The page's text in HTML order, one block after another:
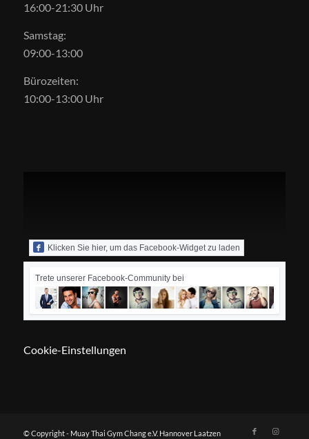
16:00-21:30 Uhr
Samstag:
09:00-13:00
Bürozeiten:
10:00-13:00 Uhr
Klicken Sie hier, um das Facebook-Widget zu laden
Trete unserer Facebook-Community bei
Cookie-Einstellungen
© Copyright - Muay Thai Gym Chang e.V. Hannover Laatzen